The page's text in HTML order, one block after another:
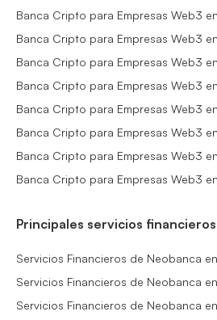
Banca Cripto para Empresas Web3
Banca Cripto para Empresas Web3
Banca Cripto para Empresas Web3
Banca Cripto para Empresas Web3
Banca Cripto para Empresas Web3
Banca Cripto para Empresas Web3
Banca Cripto para Empresas Web3
Banca Cripto para Empresas Web3
Principales servicios
Servicios Financieros de Neobanca
Servicios Financieros de Neobanca
Servicios Financieros de Neobanca